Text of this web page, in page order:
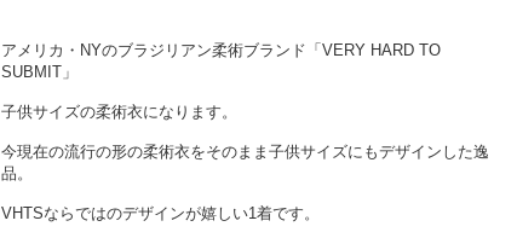
アメリカ・NYのブラジリアン柔術ブランド「VERY HARD TO
SUBMIT」
子供サイズの柔術衣になります。
今現在の流行の形の柔術衣をそのまま子供サイズにもデザインした逸
品。
VHTSならではのデザインが嬉しい1着です。